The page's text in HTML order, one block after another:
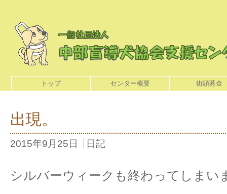
トップ センター概要 街頭募金
出現。
2015年9月25日 日記
シルバーウィークも終わってしまい